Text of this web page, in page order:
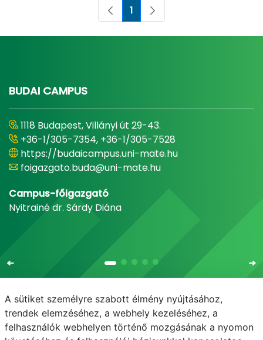
Oldal
1
BUDAI CAMPUS
1118 Budapest, Villányi út 29-43.
+36-1/305-7354, +36-1/305-7528
https://budaicampus.uni-mate.hu
foigazgato.buda@uni-mate.hu
Campus-főigazgató
Nyitrainé dr. Sárdy Diána
E-mail Telefonkönyv NEPTUN E-learning
A sütiket személyre szabott élmény nyújtásához,
trendek elemzéséhez, a webhely kezeléséhez, a
felhasználók webhelyen történő mozgásának a nyomon